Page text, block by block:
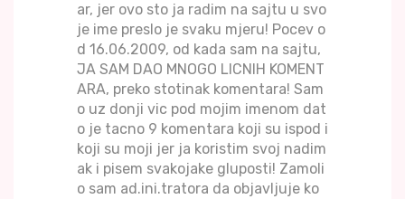
ar, jer ovo sto ja radim na sajtu u svo
je ime preslo je svaku mjeru! Pocev o
d 16.06.2009, od kada sam na sajtu,
JA SAM DAO MNOGO LICNIH KOMENT
ARA, preko stotinak komentara! Sam
o uz donji vic pod mojim imenom dat
o je tacno 9 komentara koji su ispod i
koji su moji jer ja koristim svoj nadim
ak i pisem svakojake gluposti! Zamoli
o sam ad.ini.tratora da objavljuje ko